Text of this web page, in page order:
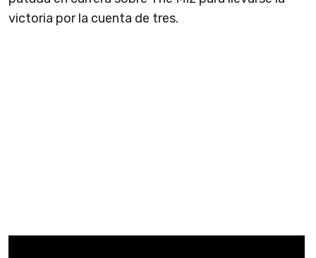
victoria por la cuenta de tres.